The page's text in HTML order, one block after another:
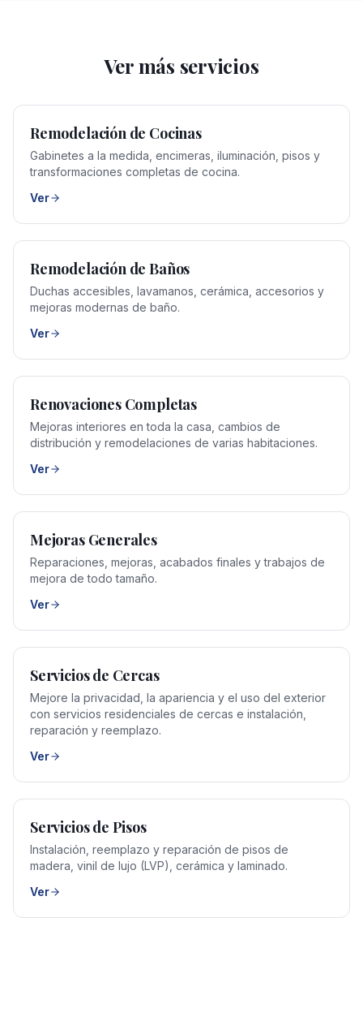
Ver más servicios
Remodelación de Cocinas
Gabinetes a la medida, encimeras, iluminación, pisos y
transformaciones completas de cocina.
Ver
Remodelación de Baños
Duchas accesibles, lavamanos, cerámica, accesorios y
mejoras modernas de baño.
Ver
Renovaciones Completas
Mejoras interiores en toda la casa, cambios de
distribución y remodelaciones de varias habitaciones.
Ver
Mejoras Generales
Reparaciones, mejoras, acabados finales y trabajos de
mejora de todo tamaño.
Ver
Servicios de Cercas
Mejore la privacidad, la apariencia y el uso del exterior
con servicios residenciales de cercas e instalación,
reparación y reemplazo.
Ver
Servicios de Pisos
Instalación, reemplazo y reparación de pisos de
madera, vinil de lujo (LVP), cerámica y laminado.
Ver